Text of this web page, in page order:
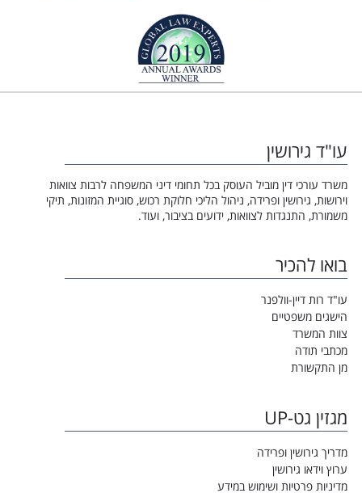
עו"ד גירושין
משרד עורכי דין מוביל העוסק בכל תחומי דיני המשפחה לרבות צוואות
וירושות, גירושין ופרידה, ניהול הליכי חלוקת רכוש, סוגיית המזונות, תיקי
משמורת, התנגדות לצוואות, ידועים בציבור, ועוד.
בואו להכיר
עו"ד רות דיין-וולפנר
הישגים משפטיים
צוות המשרד
מכתבי תודה
מן התקשורת
מגזין גט-UP
מדריך גירושין ופרידה
ערוץ וידאו גירושין
מדיניות פרטיות ושימוש במידע